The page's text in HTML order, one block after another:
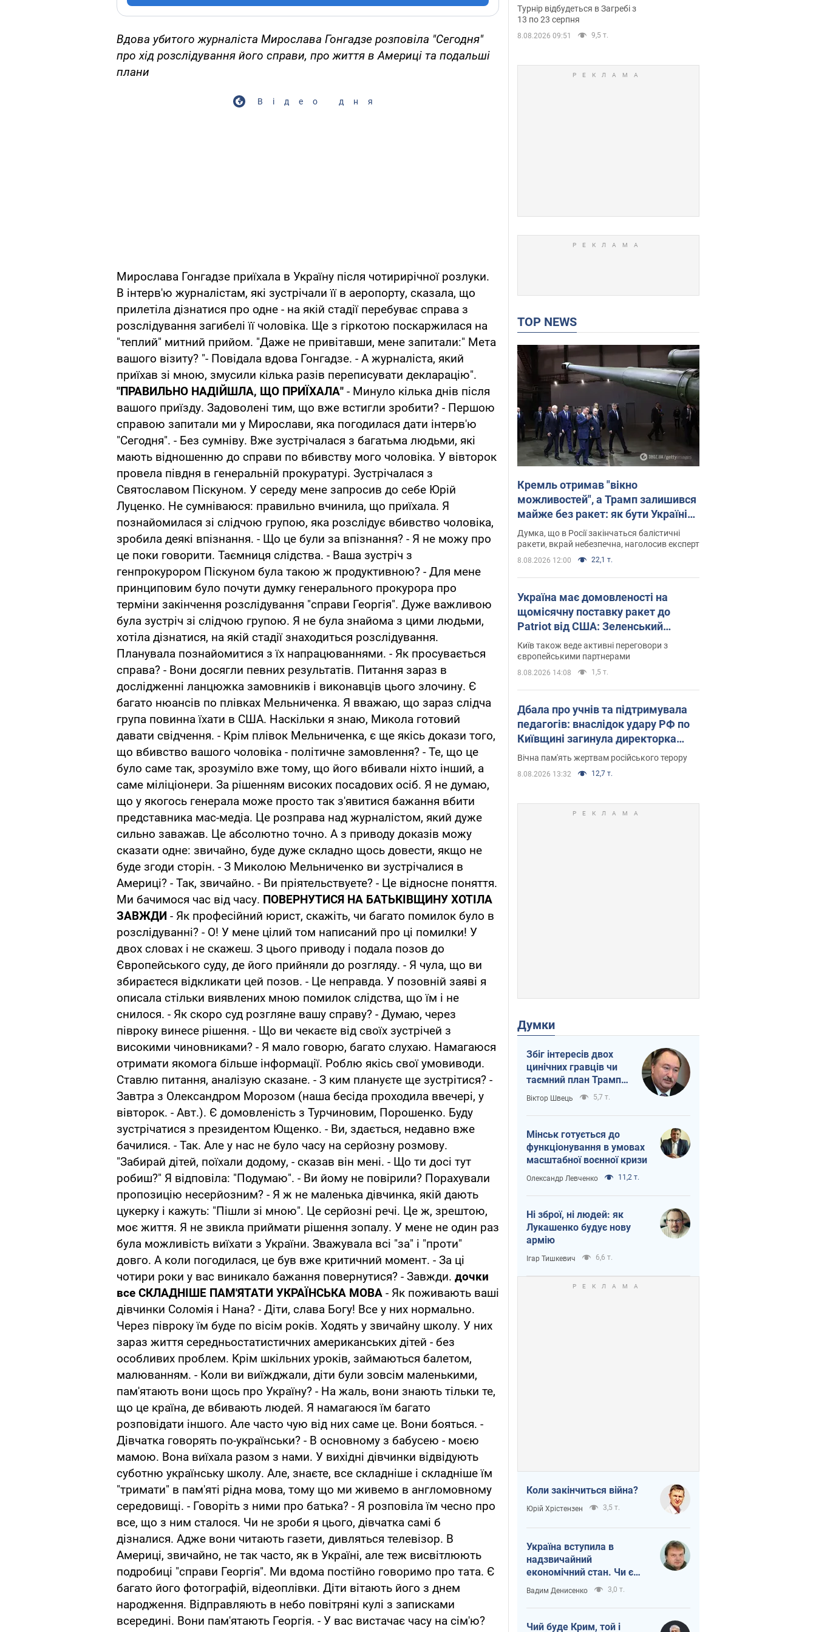
Вдова убитого журналіста Мирослава Гонгадзе розповіла "Сегодня"
про хід розслідування його справи, про життя в Америці та подальші
плани
Відео дня
Мирослава Гонгадзе приїхала в Україну після чотирирічної розлуки.
В інтерв'ю журналістам, які зустрічали її в аеропорту, сказала, що
прилетіла дізнатися про одне - на якій стадії перебуває справа з
розслідування загибелі її чоловіка. Ще з гіркотою поскаржилася на
"теплий" митний прийом. "Даже не привітавши, мене запитали:" Мета
вашого візиту? "- Повідала вдова Гонгадзе. - А журналіста, який
приїхав зі мною, змусили кілька разів переписувати декларацію".
"ПРАВИЛЬНО НАДІЙШЛА, ЩО ПРИЇХАЛА" - Минуло кілька днів після
вашого приїзду. Задоволені тим, що вже встигли зробити? - Першою
справою запитали ми у Мирослави, яка погодилася дати інтерв'ю
"Сегодня". - Без сумніву. Вже зустрічалася з багатьма людьми, які
мають відношенню до справи по вбивству мого чоловіка. У вівторок
провела півдня в генеральній прокуратурі. Зустрічалася з
Святославом Піскуном. У середу мене запросив до себе Юрій
Луценко. Не сумніваюся: правильно вчинила, що приїхала. Я
познайомилася зі слідчою групою, яка розслідує вбивство чоловіка,
зробила деякі впізнання. - Що це були за впізнання? - Я не можу про
це поки говорити. Таємниця слідства. - Ваша зустріч з
генпрокурором Піскуном була такою ж продуктивною? - Для мене
принциповим було почути думку генерального прокурора про
терміни закінчення розслідування "справи Георгія". Дуже важливою
була зустріч зі слідчою групою. Я не була знайома з цими людьми,
хотіла дізнатися, на якій стадії знаходиться розслідування.
Планувала познайомитися з їх напрацюваннями. - Як просувається
справа? - Вони досягли певних результатів. Питання зараз в
дослідженні ланцюжка замовників і виконавців цього злочину. Є
багато нюансів по плівках Мельниченка. Я вважаю, що зараз слідча
група повинна їхати в США. Наскільки я знаю, Микола готовий
давати свідчення. - Крім плівок Мельниченка, є ще якісь докази того,
що вбивство вашого чоловіка - політичне замовлення? - Те, що це
було саме так, зрозуміло вже тому, що його вбивали ніхто інший, а
саме міліціонери. За рішенням високих посадових осіб. Я не думаю,
що у якогось генерала може просто так з'явитися бажання вбити
представника мас-медіа. Це розправа над журналістом, який дуже
сильно заважав. Це абсолютно точно. А з приводу доказів можу
сказати одне: звичайно, буде дуже складно щось довести, якщо не
буде згоди сторін. - З Миколою Мельниченко ви зустрічалися в
Америці? - Так, звичайно. - Ви пріятельствуете? - Це відносне поняття.
Ми бачимося час від часу. ПОВЕРНУТИСЯ НА БАТЬКІВЩИНУ ХОТІЛА
ЗАВЖДИ - Як професійний юрист, скажіть, чи багато помилок було в
розслідуванні? - О! У мене цілий том написаний про ці помилки! У
двох словах і не скажеш. З цього приводу і подала позов до
Європейського суду, де його прийняли до розгляду. - Я чула, що ви
збираєтеся відкликати цей позов. - Це неправда. У позовній заяві я
описала стільки виявлених мною помилок слідства, що їм і не
снилося. - Як скоро суд розгляне вашу справу? - Думаю, через
півроку винесе рішення. - Що ви чекаєте від своїх зустрічей з
високими чиновниками? - Я мало говорю, багато слухаю. Намагаюся
отримати якомога більше інформації. Роблю якісь свої умовиводи.
Ставлю питання, аналізую сказане. - З ким плануєте ще зустрітися? -
Завтра з Олександром Морозом (наша бесіда проходила ввечері, у
вівторок. - Авт.). Є домовленість з Турчиновим, Порошенко. Буду
зустрічатися з президентом Ющенко. - Ви, здається, недавно вже
бачилися. - Так. Але у нас не було часу на серйозну розмову.
"Забирай дітей, поїхали додому, - сказав він мені. - Що ти досі тут
робиш?" Я відповіла: "Подумаю". - Ви йому не повірили? Порахували
пропозицію несерйозним? - Я ж не маленька дівчинка, якій дають
цукерку і кажуть: "Пішли зі мною". Це серйозні речі. Це ж, зрештою,
моє життя. Я не звикла приймати рішення зопалу. У мене не один раз
була можливість виїхати з України. Зважувала всі "за" і "проти"
довго. А коли погодилася, це був вже критичний момент. - За ці
чотири роки у вас виникало бажання повернутися? - Завжди. дочки
все СКЛАДНІШЕ ПАМ'ЯТАТИ УКРАЇНСЬКА МОВА - Як поживають ваші
дівчинки Соломія і Нана? - Діти, слава Богу! Все у них нормально.
Через півроку їм буде по вісім років. Ходять у звичайну школу. У них
зараз життя середньостатистичних американських дітей - без
особливих проблем. Крім шкільних уроків, займаються балетом,
малюванням. - Коли ви виїжджали, діти були зовсім маленькими,
пам'ятають вони щось про Україну? - На жаль, вони знають тільки те,
що це країна, де вбивають людей. Я намагаюся їм багато
розповідати іншого. Але часто чую від них саме це. Вони бояться. -
Дівчатка говорять по-українськи? - В основному з бабусею - моєю
мамою. Вона виїхала разом з нами. У вихідні дівчинки відвідують
суботню українську школу. Але, знаєте, все складніше і складніше їм
"тримати" в пам'яті рідна мова, тому що ми живемо в англомовному
середовищі. - Говоріть з ними про батька? - Я розповіла їм чесно про
все, що з ним сталося. Чи не зроби я цього, дівчатка самі б
дізналися. Адже вони читають газети, дивляться телевізор. В
Америці, звичайно, не так часто, як в Україні, але теж висвітлюють
подробиці "справи Георгія". Ми вдома постійно говоримо про тата. Є
багато його фотографій, відеоплівки. Діти вітають його з днем
народження. Відправляють в небо повітряні кулі з записками
всередині. Вони пам'ятають Георгія. - У вас вистачає часу на сім'ю?
до чемпіонату Європи
основних спортсменів
Турнір відбудеться в Загребі з
13 по 23 серпня
8.08.2026 09:51 9,5 т.
TOP NEWS
Кремль отримав "вікно
можливостей", а Трамп залишився
майже без ракет: як бути Україні?
Інтерв’ю з Мельником
Думка, що в Росії закінчаться балістичні
ракети, вкрай небезпечна, наголосив експерт
8.08.2026 12:00 22,1 т.
Україна має домовленості на
щомісячну поставку ракет до
Patriot від США: Зеленський
розкрив подробиці
Київ також веде активні переговори з
європейськими партнерами
8.08.2026 14:08 1,5 т.
Дбала про учнів та підтримувала
педагогів: внаслідок удару РФ по
Київщині загинула директорка
київського ліцею, її чоловік та онук
Вічна пам'ять жертвам російського терору
8.08.2026 13:32 12,7 т.
Думки
Збіг інтересів двох
цинічних гравців чи
таємний план Трампа
і Путіна?
Віктор Швець 5,7 т.
Мінськ готується до
функціонування в умовах
масштабної воєнної кризи
Олександр Левченко 11,2 т.
Ні зброї, ні людей: як
Лукашенко будує нову
армію
Ігар Тишкевич 6,6 т.
Коли закінчиться війна?
Юрій Хрістензен 3,5 т.
Україна вступила в
надзвичайний
економічний стан. Чи є
світло вкінці тунелю?
Вадим Денисенко 3,0 т.
Чий буде Крим, той і